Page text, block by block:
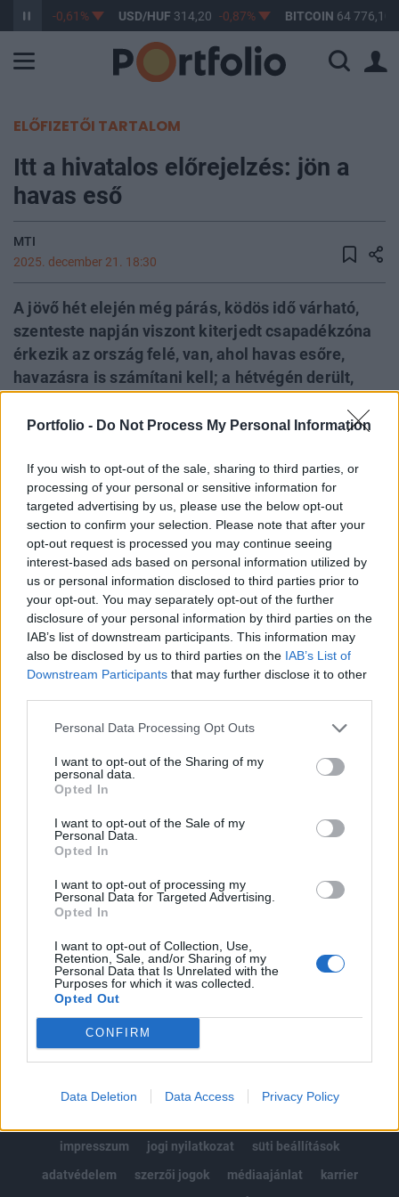
Portfolio - Do Not Process My Personal Information
If you wish to opt-out of the sale, sharing to third parties, or
processing of your personal or sensitive information for
targeted advertising by us, please use the below opt-out
section to confirm your selection. Please note that after your
opt-out request is processed you may continue seeing
interest-based ads based on personal information utilized by
us or personal information disclosed to third parties prior to
your opt-out. You may separately opt-out of the further
disclosure of your personal information by third parties on the
IAB’s list of downstream participants. This information may
also be disclosed by us to third parties on the IAB’s List of
Downstream Participants that may further disclose it to other
Personal Data Processing Opt Outs
I want to opt-out of the Sharing of my
personal data.
Opted In
I want to opt-out of the Sale of my
Personal Data.
Opted In
I want to opt-out of processing my
Personal Data for Targeted Advertising.
Opted In
I want to opt-out of Collection, Use,
Retention, Sale, and/or Sharing of my
Personal Data that Is Unrelated with the
Purposes for which it was collected.
Opted Out
CONFIRM
Data Deletion Data Access Privacy Policy
363,17 -0,61% USD/HUF 314,20 -0,87% BITCOIN 64 776,10
ELŐFIZETŐI TARTALOM
Itt a hivatalos előrejelzés: jön a
havas eső
MTI
2025. december 21. 18:30
A jövő hét elején még párás, ködös idő várható,
szenteste napján viszont kiterjedt csapadékzóna
érkezik az ország felé, van, ahol havas esőre,
havazásra is számítani kell; a hétvégén derült,
lehetnek - derül ki a HungaroMet Zrt.
Sustainable World 2026Szeptember 8-án jön az év egyik
legjelentősebb üzleti fenntarthatósági találkozója, a
Portfolio Sustainable World 2026. A szektorsemleges
konferencia a zöld gazdasággal kapcsolatos
aktualitásokkal, a legégetőbb beavatkozási gyakorlatokkal
foglalkozik, de emellett helyszíne a Green Awards
díjátadónak is. Részletek a linken.Információ és
jelentkezésHétfőn...
A keresett cikk a portfolio.hu hírarchívumához
regisztrációhoz kötött.
Portfolio.hu teljes cikkarchívum
Kötéslisták: BÉT elmúlt 2 év napon belüli
MÁR ELŐFIZETŐNK VAGY?BEJELENTKEZÉS
impresszum
jogi nyilatkozat
süti beállítások
adatvédelem
szerzői jogok médiaajánlat
karrier